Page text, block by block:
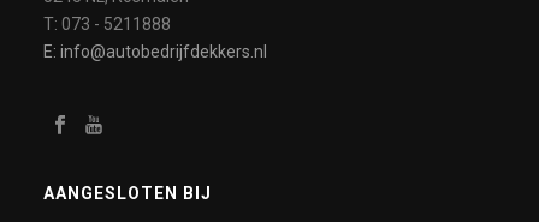
T: 073 - 5211888
E: info@autobedrijfdekkers.nl
AANGESLOTEN BIJ